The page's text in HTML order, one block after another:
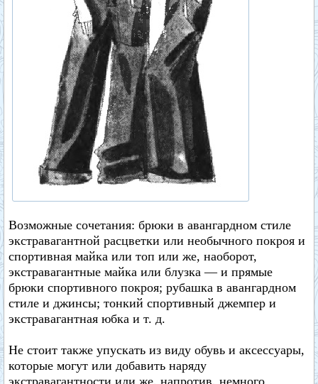
Возможные сочетания: брюки в авангардном стиле
экстравагантной расцветки или необычного покроя и
спортивная майка или топ или же, наоборот,
экстравагантные майка или блузка — и прямые
брюки спортивного покроя; рубашка в авангардном
стиле и джинсы; тонкий спортивный джемпер и
экстравагантная юбка и т. д.
Не стоит также упускать из виду обувь и аксессуары,
которые могут или добавить наряду
экстравагантности или же, напротив, немного